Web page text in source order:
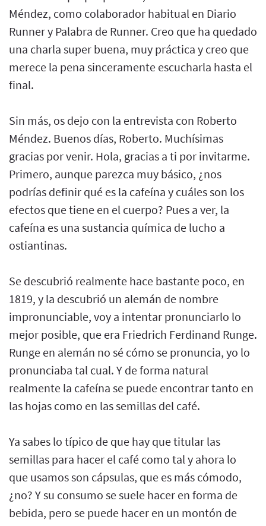
Méndez, como colaborador habitual en Diario
Runner y Palabra de Runner. Creo que ha quedado
una charla super buena, muy práctica y creo que
merece la pena sinceramente escucharla hasta el
final.
Sin más, os dejo con la entrevista con Roberto
Méndez. Buenos días, Roberto. Muchísimas
gracias por venir. Hola, gracias a ti por invitarme.
Primero, aunque parezca muy básico, ¿nos
podrías definir qué es la cafeína y cuáles son los
efectos que tiene en el cuerpo? Pues a ver, la
cafeína es una sustancia química de lucho a
ostiantinas.
Se descubrió realmente hace bastante poco, en
1819, y la descubrió un alemán de nombre
impronunciable, voy a intentar pronunciarlo lo
mejor posible, que era Friedrich Ferdinand Runge.
Runge en alemán no sé cómo se pronuncia, yo lo
pronunciaba tal cual. Y de forma natural
realmente la cafeína se puede encontrar tanto en
las hojas como en las semillas del café.
Ya sabes lo típico de que hay que titular las
semillas para hacer el café como tal y ahora lo
que usamos son cápsulas, que es más cómodo,
¿no? Y su consumo se suele hacer en forma de
bebida, pero se puede hacer en un montón de